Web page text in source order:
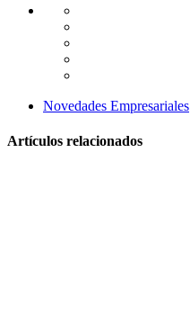
Novedades Empresariales
Artículos relacionados